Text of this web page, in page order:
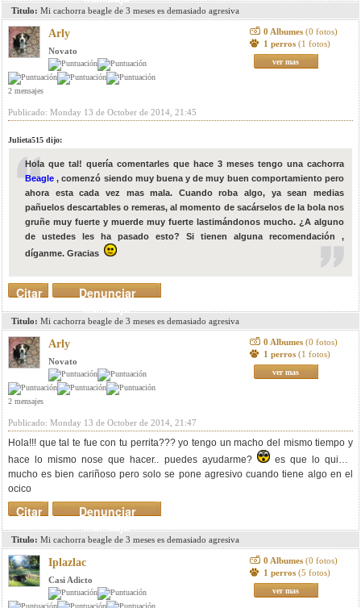
Titulo: Mi cachorra beagle de 3 meses es demasiado agresiva
Arly
Novato
2 mensajes
0 Albumes (0 fotos)
1 perros (1 fotos)
ver mas
Publicado: Monday 13 de October de 2014, 21:45
Julieta515 dijo:
Hola que tal! quería comentarles que hace 3 meses tengo una cachorra
Beagle , comenzó siendo muy buena y de muy buen comportamiento pero
ahora esta cada vez mas mala. Cuando roba algo, ya sean medias
pañuelos descartables o remeras, al momento de sacárselos de la bola nos
gruñe muy fuerte y muerde muy fuerte lastimándonos mucho. ¿A alguno
de ustedes les ha pasado esto? Si tienen alguna recomendación ,
díganme. Gracias
Denunciar
mensaje
Citar
Titulo: Mi cachorra beagle de 3 meses es demasiado agresiva
Arly
Novato
2 mensajes
0 Albumes (0 fotos)
1 perros (1 fotos)
ver mas
Publicado: Monday 13 de October de 2014, 21:47
Hola!!! que tal te fue con tu perrita??? yo tengo un macho del mismo tiempo y
hace lo mismo nose que hacer.. puedes ayudarme?
es que lo quiero
mucho es bien cariñoso pero solo se pone agresivo cuando tiene algo en el
ocico
Denunciar
mensaje
Citar
Titulo: Mi cachorra beagle de 3 meses es demasiado agresiva
Iplazlac
Casi Adicto
0 Albumes (0 fotos)
1 perros (5 fotos)
ver mas